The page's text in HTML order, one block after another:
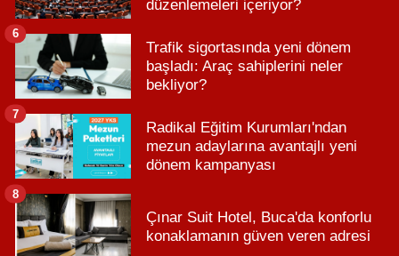
düzenlemeleri içeriyor?
Trafik sigortasında yeni dönem
başladı: Araç sahiplerini neler
bekliyor?
6
Radikal Eğitim Kurumları'ndan
mezun adaylarına avantajlı yeni
dönem kampanyası
7
Çınar Suit Hotel, Buca'da konforlu
konaklamanın güven veren adresi
8